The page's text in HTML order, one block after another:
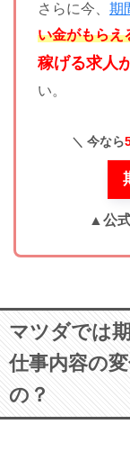
さらに今、 期
い金がもらえ
稼げる求人
い。
今なら
▲公
マツダでは
仕事内容の
の？